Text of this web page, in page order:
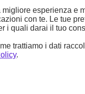
esperienza e
con te. Le tue
i quali darai il tuo
trattiamo i dati
.